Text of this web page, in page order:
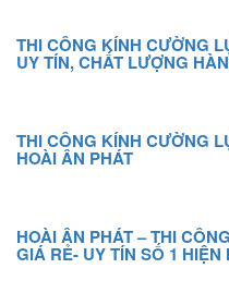
THI CÔNG KÍNH CƯỜNG
UY TÍN, CHẤT LƯỢNG
THI CÔNG KÍNH CƯỜNG
HOÀI ÂN PHÁT
HOÀI ÂN PHÁT – THI
GIÁ RẺ- UY TÍN SỐ 1 HIỆN